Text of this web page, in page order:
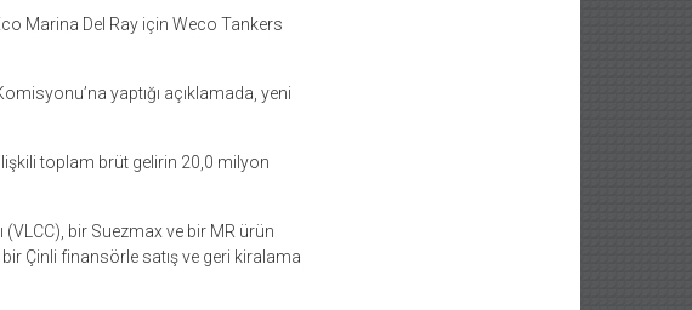
Marina Del Ray için Weco Tankers
yaptığı açıklamada, yeni
toplam brüt gelirin 20,0 milyon
(VLCC), bir Suezmax ve bir MR ürün
Çinli finansörle satış ve geri kiralama